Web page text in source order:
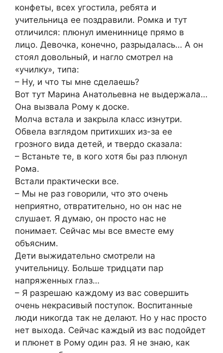
конфеты, всех угостила, ребята и
учительница ее поздравили. Ромка и тут
отличился: плюнул имениннице прямо в
лицо. Девочка, конечно, разрыдалась… А он
стоял довольный, и нагло смотрел на
«училку», типа:
– Ну, и что ты мне сделаешь?
Вот тут Марина Анатольевна не выдержала…
Она вызвала Рому к доске.
Молча встала и закрыла класс изнутри.
Обвела взглядом притихших из-за ее
грозного вида детей, и твердо сказала:
– Встаньте те, в кого хотя бы раз плюнул
Рома.
Встали практически все.
– Мы не раз говорили, что это очень
неприятно, отвратительно, но он нас не
слушает. Я думаю, он просто нас не
понимает. Сейчас мы все вместе ему
объясним.
Дети выжидательно смотрели на
учительницу. Больше тридцати пар
напряженных глаз…
– Я разрешаю каждому из вас совершить
очень некрасивый поступок. Воспитанные
люди никогда так не делают. Но у нас просто
нет выхода. Сейчас каждый из вас подойдет
и плюнет в Рому один раз. Я не знаю, как